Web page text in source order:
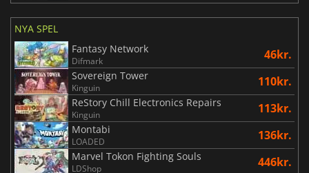
NYA SPEL
Fantasy Network
Difmark 46kr.
Sovereign Tower
Kinguin 110kr.
ReStory Chill Electronics Repairs
Kinguin 113kr.
Montabi
LOADED 136kr.
Marvel Tokon Fighting Souls
LDShop 446kr.